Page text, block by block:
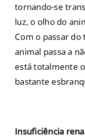
tornando-se
luz, o olho do
Com o passar
animal passa a
está totalmente
bastante
Insuficiência